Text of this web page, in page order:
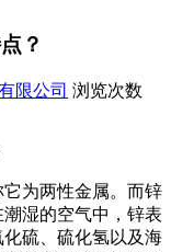
？
限公司 浏览次数
为两性金属。而锌
湿的空气中，锌表
硫、硫化氢以及海